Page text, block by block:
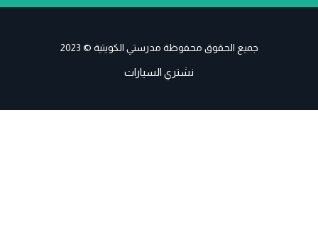
جميع الحقوق محفوظة مدرستي الكويتية © 2023
نشتري السيارات